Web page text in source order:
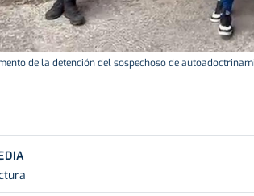
de la detención del sospechoso de